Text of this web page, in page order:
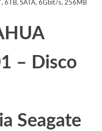
6TB, SATA, 6Gbit/s, 256MB
– Disco
Seagate